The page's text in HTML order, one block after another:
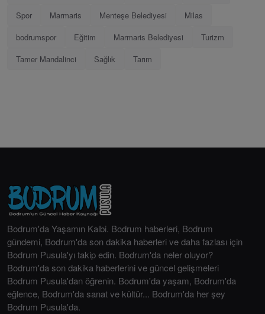
Spor
Marmaris Menteşe Belediyesi
Milas
bodrumspor
Eğitim Marmaris Belediyesi
Turizm
Tamer Mandalinci
Sağlık Tarım
Bodrum'da Yaşamın Kalbi. Bodrum haberleri, Bodrum
gündemi, Bodrum'da son dakika haberleri ve daha fazlası için
Bodrum Pusula'yı takip edin. Bodrum'da neler oluyor?
Bodrum'da son dakika haberlerini ve güncel gelişmeleri
Bodrum Pusula'dan öğrenin. Bodrum'da yaşam, Bodrum'da
eğlence, Bodrum'da sanat ve kültür... Bodrum'da her şey
Bodrum Pusula'da.